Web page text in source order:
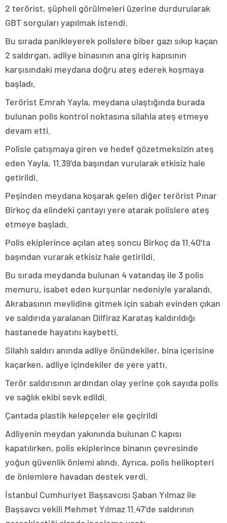
2 terörist, şüpheli görülmeleri üzerine durdurularak
GBT sorguları yapılmak istendi.
Bu sırada panikleyerek polislere biber gazı sıkıp kaçan
2 saldırgan, adliye binasının ana giriş kapısının
karşısındaki meydana doğru ateş ederek koşmaya
başladı.
Terörist Emrah Yayla, meydana ulaştığında burada
bulunan polis kontrol noktasına silahla ateş etmeye
devam etti.
Polisle çatışmaya giren ve hedef gözetmeksizin ateş
eden Yayla, 11.39’da başından vurularak etkisiz hale
getirildi.
Peşinden meydana koşarak gelen diğer terörist Pınar
Birkoç da elindeki çantayı yere atarak polislere ateş
etmeye başladı.
Polis ekiplerince açılan ateş soncu Birkoç da 11.40’ta
başından vurarak etkisiz hale getirildi.
Bu sırada meydanda bulunan 4 vatandaş ile 3 polis
memuru, isabet eden kurşunlar nedeniyle yaralandı.
Akrabasının mevlidine gitmek için sabah evinden çıkan
ve saldırıda yaralanan Dilfiraz Karataş kaldırıldığı
hastanede hayatını kaybetti.
Silahlı saldırı anında adliye önündekiler, bina içerisine
kaçarken, adliye içindekiler de yere yattı.
Terör saldırısının ardından olay yerine çok sayıda polis
ve sağlık ekibi sevk edildi.
Çantada plastik kelepçeler ele geçirildi
Adliyenin meydan yakınında bulunan C kapısı
kapatılırken, polis ekiplerince binanın çevresinde
yoğun güvenlik önlemi alındı. Ayrıca, polis helikopteri
de önlemlere havadan destek verdi.
İstanbul Cumhuriyet Başsavcısı Şaban Yılmaz ile
Başsavcı vekili Mehmet Yılmaz 11.47’de saldırının